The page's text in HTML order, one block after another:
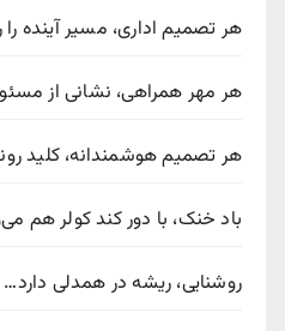
هر تصمیم اداری، مسیر آینده
هر مهر همراهی، نشانی از
هر تصمیم هوشمندانه، کلید
باد خنک، با دور کند کولر هم
روشنایی، ریشه در همدلی دارد…